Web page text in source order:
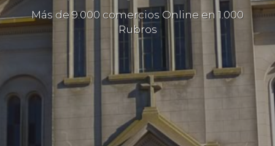
Más de 9.000 comercios Online en 1.000
Rubros